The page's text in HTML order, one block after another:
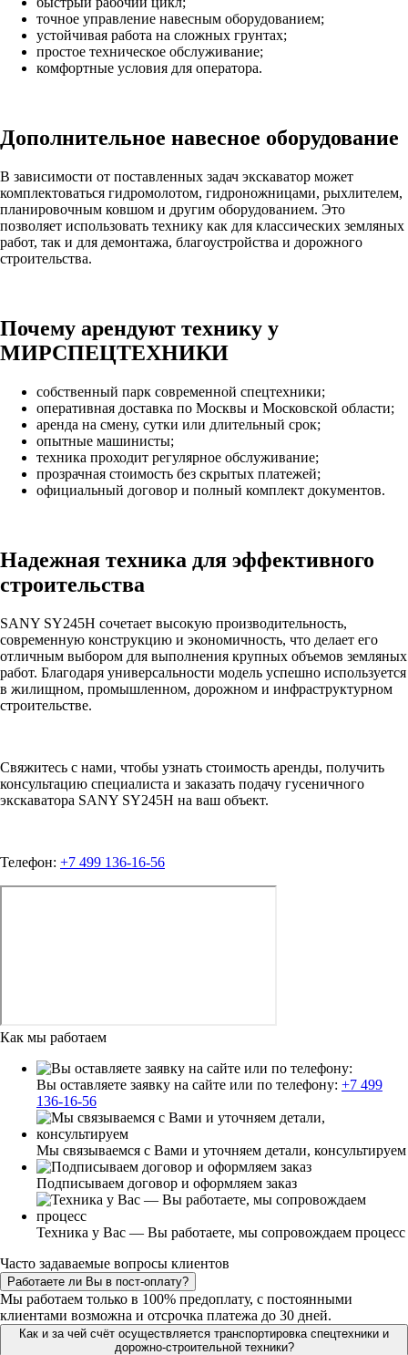
точное управление навесным оборудованием;
устойчивая работа на сложных грунтах;
простое техническое обслуживание;
комфортные условия для оператора.
Дополнительное навесное оборудование
В зависимости от поставленных задач экскаватор может
комплектоваться гидромолотом, гидроножницами, рыхлителем,
планировочным ковшом и другим оборудованием. Это
позволяет использовать технику как для классических земляных
работ, так и для демонтажа, благоустройства и дорожного
строительства.
Почему арендуют технику у
МИРСПЕЦТЕХНИКИ
собственный парк современной спецтехники;
оперативная доставка по Москвы и Московской области;
аренда на смену, сутки или длительный срок;
опытные машинисты;
техника проходит регулярное обслуживание;
прозрачная стоимость без скрытых платежей;
официальный договор и полный комплект документов.
Надежная техника для эффективного
строительства
SANY SY245H сочетает высокую производительность,
современную конструкцию и экономичность, что делает его
отличным выбором для выполнения крупных объемов земляных
работ. Благодаря универсальности модель успешно используется
в жилищном, промышленном, дорожном и инфраструктурном
строительстве.
Свяжитесь с нами, чтобы узнать стоимость аренды, получить
консультацию специалиста и заказать подачу гусеничного
экскаватора SANY SY245H на ваш объект.
Телефон: +7 499 136-16-56
Как мы работаем
Вы оставляете заявку на сайте или по телефону: +7 499
136-16-56
Мы связываемся с Вами и уточняем детали, консультируем
Подписываем договор и оформляем заказ
Техника у Вас — Вы работаете, мы сопровождаем процесс
Часто задаваемые вопросы клиентов
Работаете ли Вы в пост-оплату?
Мы работаем только в 100% предоплату, с постоянными
клиентами возможна и отсрочка платежа до 30 дней.
Как и за чей счёт осуществляется транспортировка спецтехники и
дорожно-строительной техники?